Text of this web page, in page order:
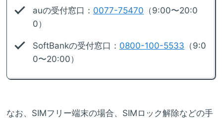
auの受付窓口： 0077-75470 （9:00〜20:0
0）
SoftBankの受付窓口： 0800-100-5533 （9:0
0〜20:00）
なお、SIMフリー端末の場合、SIMロック解除などの手